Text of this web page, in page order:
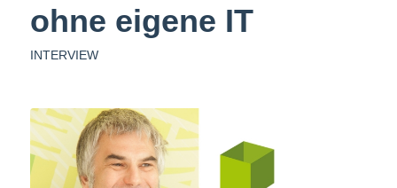
ohne eigene IT
INTERVIEW